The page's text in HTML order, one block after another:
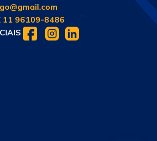
11 96109-8486